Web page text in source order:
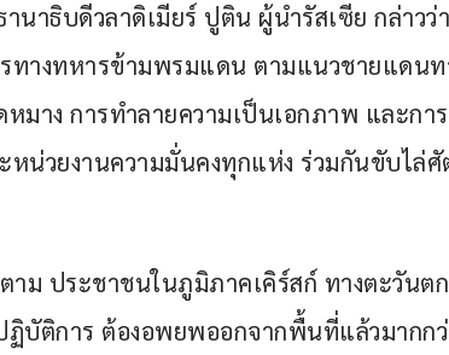
นาธิบดีวลาดิเมียร์ ปูติน ผู้นำรัสเซีย กล่าวว่
ทางทหารข้ามพรมแดน ตามแนวชายแดนท
หมาง การทำลายความเป็นเอกภาพ และก
หน่วยงานความมั่นคงทุกแห่ง ร่วมกันขับไล่
ตาม ประชาชนในภูมิภาคเคิร์สก์ ทางตะวันต
ฏิบัติการ ต้องอพยพออกจากพื้นที่แล้วมากก